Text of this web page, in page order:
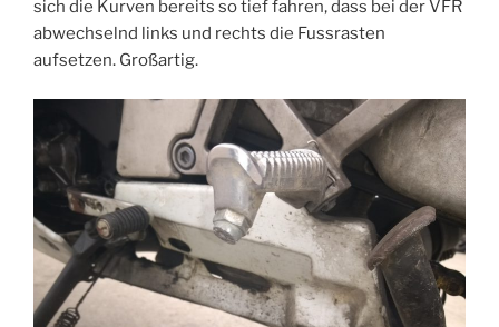
sich die Kurven bereits so tief fahren, dass bei der VFR
abwechselnd links und rechts die Fussrasten
aufsetzen. Großartig.